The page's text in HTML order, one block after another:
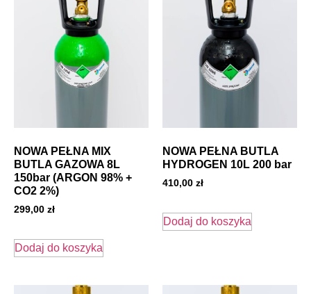
NOWA PEŁNA MIX
BUTLA GAZOWA 8L
150bar (ARGON 98% +
CO2 2%)
299,00 zł
Dodaj do koszyka
NOWA PEŁNA BUTLA
HYDROGEN 10L 200 bar
410,00 zł
Dodaj do koszyka